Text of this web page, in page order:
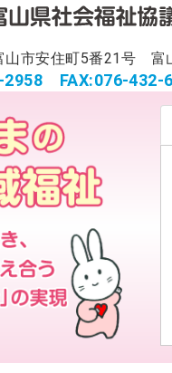
市安住町5番21号 富
2958 FAX:076-432-